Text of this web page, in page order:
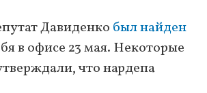
Давиденко был найден
в офисе 23 мая. Некоторые
что нардепа